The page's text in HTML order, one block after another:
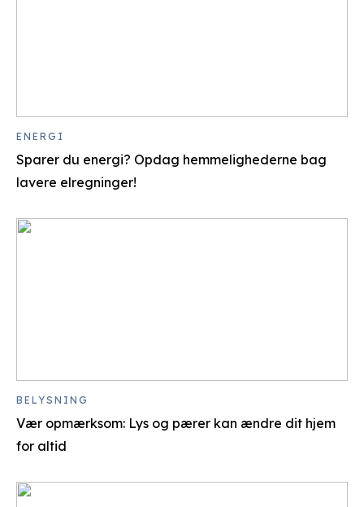
Sparer du energi? Opdag hemmelighederne bag
lavere elregninger!
ENERGI
Vær opmærksom: Lys og pærer kan ændre dit hjem
for altid
BELYSNING